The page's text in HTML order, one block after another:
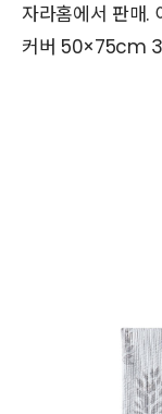
자라홈에서 판매
커버 50×75cm